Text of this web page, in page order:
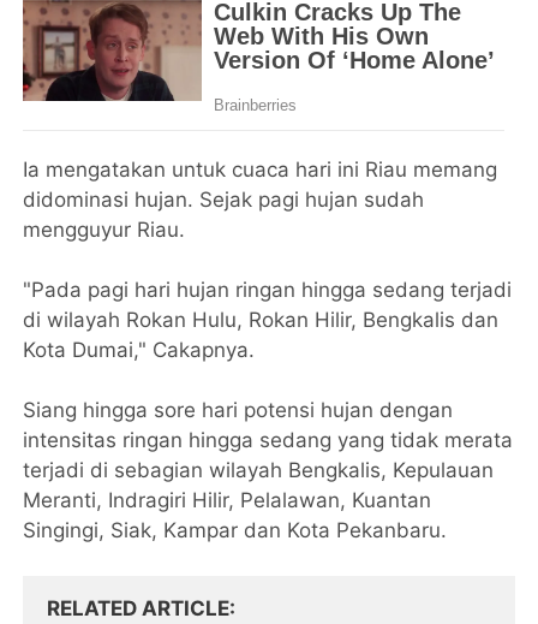
Ia mengatakan untuk cuaca hari ini Riau memang
didominasi hujan. Sejak pagi hujan sudah
mengguyur Riau.
"Pada pagi hari hujan ringan hingga sedang terjadi
di wilayah Rokan Hulu, Rokan Hilir, Bengkalis dan
Kota Dumai," Cakapnya.
Siang hingga sore hari potensi hujan dengan
intensitas ringan hingga sedang yang tidak merata
terjadi di sebagian wilayah Bengkalis, Kepulauan
Meranti, Indragiri Hilir, Pelalawan, Kuantan
Singingi, Siak, Kampar dan Kota Pekanbaru.
RELATED ARTICLE